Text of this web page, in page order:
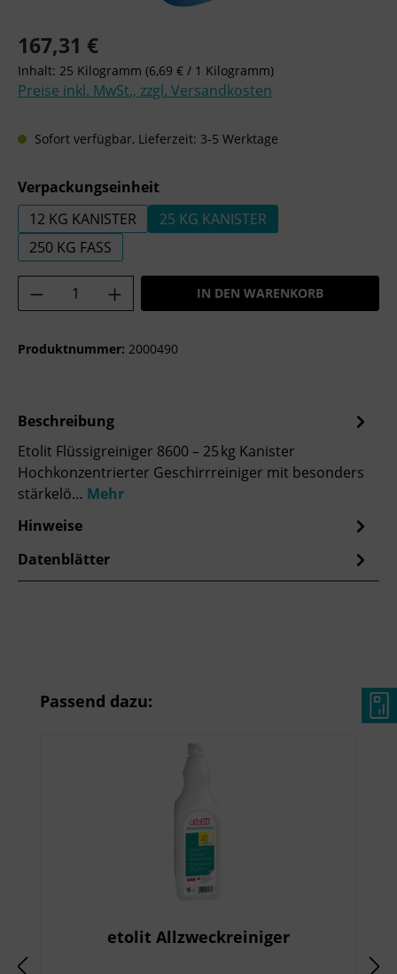
Regulärer Preis:
167,31 €
Inhalt: 25 Kilogramm (6,69 € / 1 Kilogramm)
Preise inkl. MwSt., zzgl. Versandkosten
Sofort verfügbar, Lieferzeit: 3-5 Werktage
Verpackungseinheitauswählen
12 KG KANISTER
25 KG KANISTER
250 KG FASS
Produkt Anzahl: Gib den gewünschten
IN DEN WARENKORB
Produktnummer: 2000490
Beschreibung
Etolit Flüssigreiniger 8600 – 25 kg Kanister
Hochkonzentrierter Geschirrreiniger mit besonders
stärkelö… Mehr
Hinweise
Datenblätter
Produktgalerie überspringen
Passend dazu:
etolit Allzweckreiniger